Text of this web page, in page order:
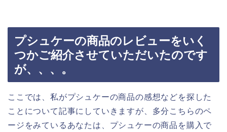
プシュケーの商品のレビューをいく
つかご紹介させていただいたのです
が、、、。
ここでは、私がプシュケーの商品の感想などを探した
ことについて記事にしていきますが、多分こちらのペ
ージをみているあなたは、プシュケーの商品を購入で